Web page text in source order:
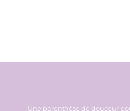
Une parenthèse de douceur